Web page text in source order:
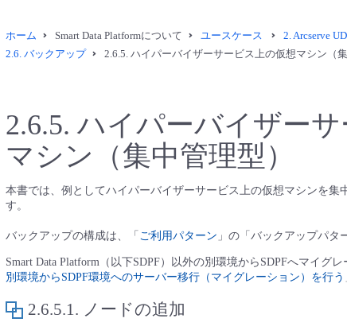
ホーム Smart Data Platformについて ユースケース 2.Arcserve
2.6. バックアップ 2.6.5. ハイパーバイザーサービス上の仮想マシン（集
2.6.5. ハイパーバイザー
マシン（集中管理型）
本書では、例としてハイパーバイザーサービス上の仮想マシンを集
す。
バックアップの構成は、「 ご利用パターン 」の「バックアップパタ
Smart Data Platform（以下SDPF）以外の別環境からSDPFへマイグ
別環境からSDPF環境へのサーバー移行（マイグレーション）を行う
2.6.5.1. ノードの追加